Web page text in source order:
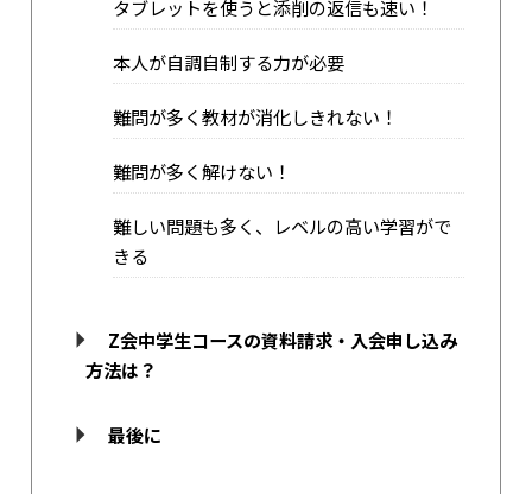
タブレットを使うと添削の返信も速い！
本人が自調自制する力が必要
難問が多く教材が消化しきれない！
難問が多く解けない！
難しい問題も多く、レベルの高い学習がで
きる
Z会中学生コースの資料請求・入会申し込み
方法は？
最後に